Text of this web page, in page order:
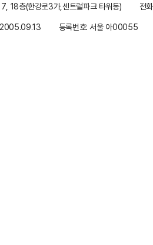
18층(한강로3가,센트럴파크 타워동)
전
2005.09.13 등록번호: 서울 아00055